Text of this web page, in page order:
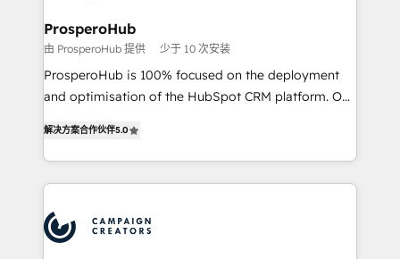
técnica con una mirada estratégica a largo plazo.
ProsperoHub
由 ProsperoHub 提供 少于 10 次安装
ProsperoHub is 100% focused on the deployment
and optimisation of the HubSpot CRM platform. Our
ensure that you achieve maximum adoption and
ROI from your HubSpot investment. Use our
extensive HubSpot, sales, marketing, service and
HubSpot journey, design and implement your
processes and skilfully bring your revenue
解决方案合作伙伴5.0